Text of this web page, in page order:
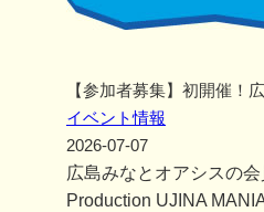
【参加者募集】初開催！
イベント情報
2026-07-07
広島みなとオアシスの
Production UJINA